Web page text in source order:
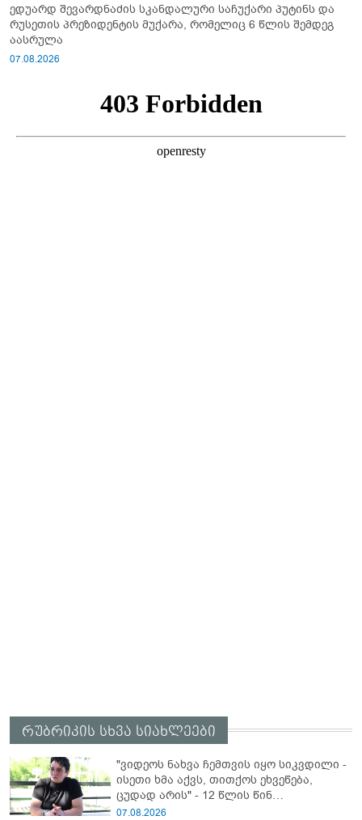
ედუარდ შევარდნაძის სკანდალური საჩუქარი პუტინს და
რუსეთის პრეზიდენტის მუქარა, რომელიც 6 წლის შემდეგ
აასრულა
07.08.2026
რუბრიკის სხვა სიახლეები
"ვიდეოს ნახვა ჩემთვის იყო სიკვდილი -
ისეთი ხმა აქვს, თითქოს ეხვეწება,
ცუდად არის" - 12 წლის წინ
გაუჩინარებული ბიჭის დედა
07.08.2026